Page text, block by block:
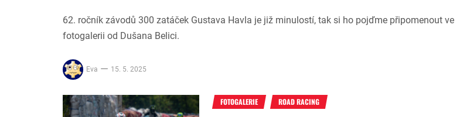
62. ročník závodů 300 zatáček Gustava Havla je již minulostí, tak si ho pojďme připomenout ve
fotogalerii od Dušana Belici.
Eva 15. 5. 2025
FOTOGALERIE ROAD RACING